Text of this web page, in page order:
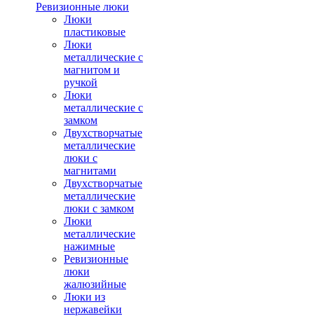
Ревизионные люки
Люки
пластиковые
Люки
металлические с
магнитом и
ручкой
Люки
металлические с
замком
Двухстворчатые
металлические
люки с
магнитами
Двухстворчатые
металлические
люки с замком
Люки
металлические
нажимные
Ревизионные
люки
жалюзийные
Люки из
нержавейки